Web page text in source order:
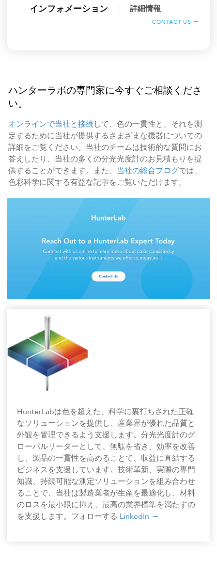
インフォメーション 詳細情報
CONTACT US
ハンターラボの専門家に今すぐご相談くださ
い。
オンラインで当社と接続して、色の一貫性と、それを測
定するために当社が提供するさまざまな機器についての
詳細をご覧ください。当社のチームは技術的な質問にお
答えしたり、当社の多くの分光光度計のお見積もりを提
供することができます。また、 当社の総合ブログでは、
色彩科学に関する有益な記事をご覧いただけます。
HunterLabは色を超えた、科学に裏打ちされた正確
なソリューションを提供し、産業界が優れた品質と
外観を管理できるよう支援します。分光光度計のグ
ローバルリーダーとして、無駄を省き、効率を改善
し、製品の一貫性を高めることで、収益に直結する
ビジネスを支援しています。技術革新、実際の専門
知識、持続可能な測定ソリューションを組み合わせ
ることで、当社は製造業者が生産を最適化し、材料
のロスを最小限に抑え、最高の業界標準を満たすの
を支援します。フォローする LinkedIn